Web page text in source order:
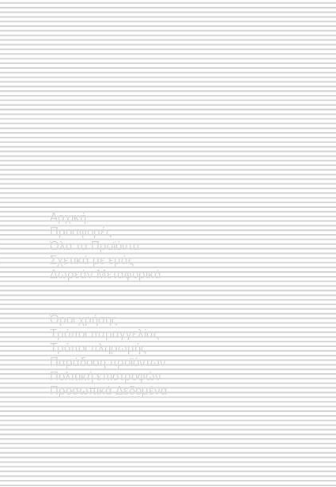
Όροι χρήσης
Τρόποι παραγγελίας
Τρόποι πληρωμής
Παράδοση προϊόντων
Πολιτική επιστροφών
Προσωπικά Δεδομένα
Αρχική
Προσφορές
Όλα τα Προϊόντα
Σχετικά με εμάς
Δωρεάν Μεταφορικά